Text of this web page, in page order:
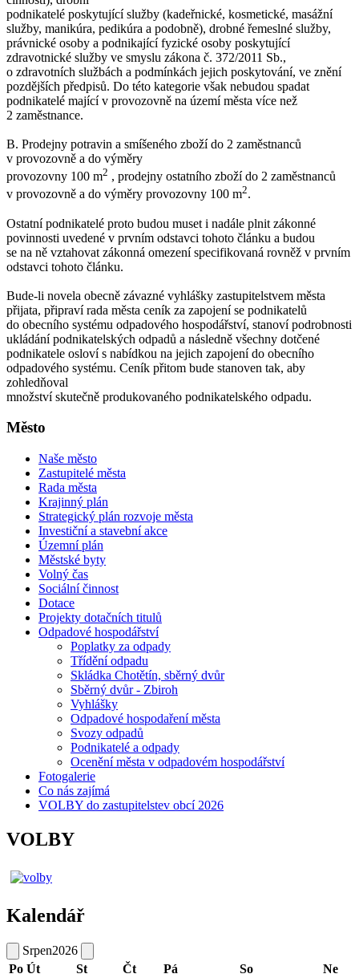
podnikatelé poskytující služby (kadeřnické, kosmetické, masážní
služby, manikúra, pedikúra a podobně), drobné řemeslné služby,
právnické osoby a podnikající fyzické osoby poskytující
zdravotnické služby ve smyslu zákona č. 372/2011 Sb.,
o zdravotních službách a podmínkách jejich poskytování, ve znění
pozdějších předpisů. Do této kategorie však nebudou spadat
podnikatelé mající v provozovně na území města více než
2 zaměstnance.
B. Prodejny potravin a smíšeného zboží do 2 zaměstnanců
v provozovně a do výměry
provozovny 100 m2 , prodejny ostatního zboží do 2 zaměstnanců
v provozovně a do výměry provozovny 100 m2.
Ostatní podnikatelé proto budou muset i nadále plnit zákonné
povinnosti uvedené v prvním odstavci tohoto článku a budou
se na ně vztahovat zákonná omezení specifikovaná rovněž v prvním
odstavci tohoto článku.
Bude-li novela obecně závazné vyhlášky zastupitelstvem města
přijata, připraví rada města ceník za zapojení se podnikatelů
do obecního systému odpadového hospodářství, stanoví podrobnosti
ukládání podnikatelských odpadů a následně všechny dotčené
podnikatele osloví s nabídkou na jejich zapojení do obecního
odpadového systému. Ceník přitom bude stanoven tak, aby
zohledňoval
množství skutečně produkovaného podnikatelského odpadu.
Město
Naše město
Zastupitelé města
Rada města
Krajinný plán
Strategický plán rozvoje města
Investiční a stavební akce
Územní plán
Městské byty
Volný čas
Sociální činnost
Dotace
Projekty dotačních titulů
Odpadové hospodářství
Poplatky za odpady
Třídění odpadu
Skládka Chotětín, sběrný dvůr
Sběrný dvůr - Zbiroh
Vyhlášky
Odpadové hospodaření města
Svozy odpadů
Podnikatelé a odpady
Ocenění města v odpadovém hospodářství
Fotogalerie
Co nás zajímá
VOLBY do zastupitelstev obcí 2026
VOLBY
Kalendář
Srpen2026
Po Út St Čt Pá So Ne